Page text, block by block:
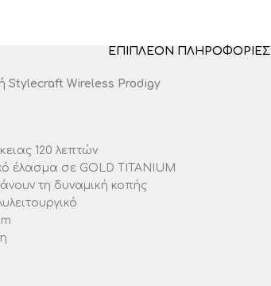
ΕΠΙΠΛΈΟΝ ΠΛΗΡΟΦΟΡΊΕΣ
Stylecraft Wireless Prodigy
120 λεπτών
έλασμα σε GOLD TITANΙUM
τη δυναμική κοπής